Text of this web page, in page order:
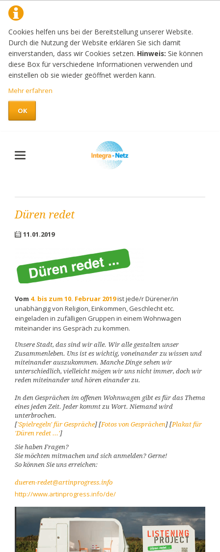
Cookies helfen uns bei der Bereitstellung unserer Website.
Durch die Nutzung der Website erklären Sie sich damit
einverstanden, dass wir Cookies setzen. Hinweis: Sie können
diese Box für verschiedene Informationen verwenden und
einstellen ob sie wieder geöffnet werden kann.
Mehr erfahren
OK
Düren redet
11.01.2019
Vom 4. bis zum 10. Februar 2019ist jede/r Dürener/in
unabhängig von Religion, Einkommen, Geschlecht etc.
eingeladen in zufälligen Gruppen in einem Wohnwagen
miteinander ins Gespräch zu kommen.
Unsere Stadt, das sind wir alle. Wir alle gestalten unser
Zusammenleben. Uns ist es wichtig, voneinander zu wissen und
miteinander auszukommen. Manche Dinge sehen wir
unterschiedlich, vielleicht mögen wir uns nicht immer, doch wir
reden miteinander und hören einander zu.
In den Gesprächen im offenen Wohnwagen gibt es für das Thema
eines jeden Zeit. Jeder kommt zu Wort. Niemand wird
unterbrochen.
['Spielregeln' für Gespräche] [Fotos von Gesprächen] [Plakat für
'Düren redet ...']
Sie haben Fragen?
Sie möchten mitmachen und sich anmelden? Gerne!
So können Sie uns erreichen:
dueren-redet@artinprogress.info
http://www.artinprogress.info/de/